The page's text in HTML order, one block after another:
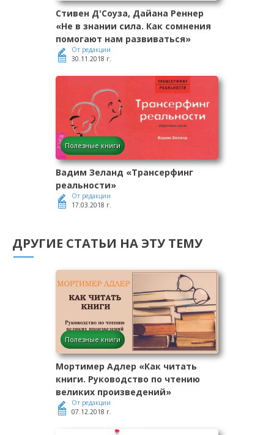
Стивен Д'Соуза, Дайана Реннер
«Не в знании сила. Как сомнения
помогают нам развиваться»
От редакции
30.11.2018 г.
Полезные книги
Вадим Зеланд «Трансерфинг
реальности»
От редакции
17.03.2018 г.
ДРУГИЕ СТАТЬИ НА ЭТУ ТЕМУ
Полезные книги
Мортимер Адлер «Как читать
книги. Руководство по чтению
великих произведений»
От редакции
07.12.2018 г.